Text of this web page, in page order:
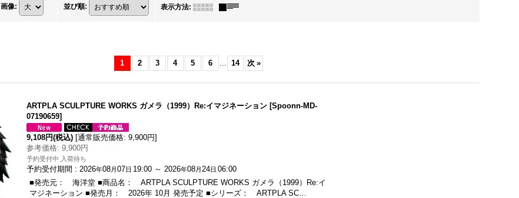
Spoonn-FG-32590670 ]
会員販売価格
予約受付中 入荷待ち
予約受付期間 :
年 08月 07日19:00 ～
年 09月16日06:00
Ver. BLOOD EDITION
会員販売価格
2026年08 月07日19:00 ～
2026年09月14日06:00
28665569]
画像: 並び順: 表示方法:
1 2 3 4 5 6 ... 14 次 »
ARTPLA SCULPTURE WORKS ガメラ（1999）Re:イマジネーション [Spoonn-MD-
07190659]
9,108円(税込) [通常販売価格: 9,900円]
参考価格: 9,900円
予約受付中 入荷待ち
予約受付期間 : 2026年08月07日 19:00 ～ 2026年08月24日 06:00
■発売元： 海洋堂 ■商品名： ARTPLA SCULPTURE WORKS ガメラ（1999）Re:イ
マジネーション ■発売月： 2026年 10月 発売予定 ■シリーズ： ARTPLA SC…